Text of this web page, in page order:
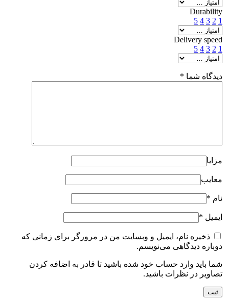
Durability
1
2
3
4
5
Delivery speed
1
2
3
4
5
دیدگاه شما *
مزایا
معایب
نام *
ایمیل *
ذخیره نام، ایمیل و وبسایت من در مرورگر برای زمانی که
دوباره دیدگاهی می‌نویسم.
شما باید وارد حساب خود شده باشید تا قادر به اضافه کردن
تصاویر در نظرات باشید.